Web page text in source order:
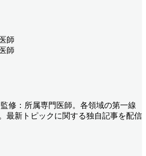
師
師
修：所属専門医師。各領域の第一線
最新トピックに関する独自記事を配信